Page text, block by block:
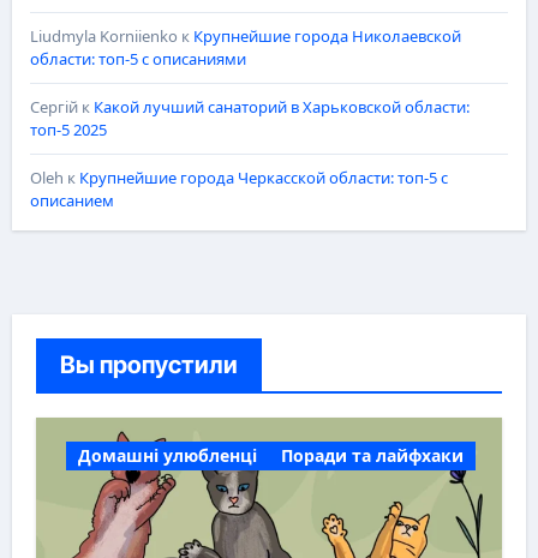
Liudmyla Korniienko к Крупнейшие города Николаевской
области: топ-5 с описаниями
Сергійк Какой лучший санаторий в Харьковской области:
топ-5 2025
Oleh к Крупнейшие города Черкасской области: топ-5 с
описанием
Вы пропустили
Домашні улюбленці Поради та лайфхаки